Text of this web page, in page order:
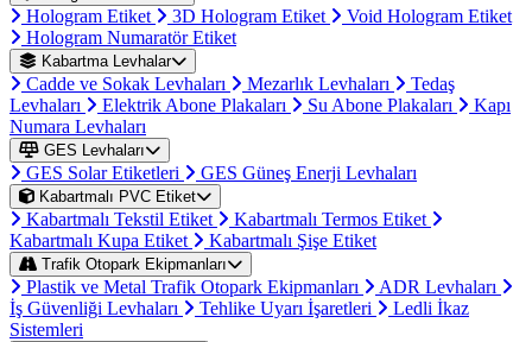
Hologram Etiket 3D Hologram Etiket
Void Hologram Etiket
Hologram Numaratör Etiket
Kabartma Levhalar
Cadde ve Sokak Levhaları Mezarlık Levhaları
Tedaş
Levhaları
Elektrik Abone Plakaları Su Abone Plakaları
Kapı
Numara Levhaları
GES Levhaları
GES Solar Etiketleri GES Güneş Enerji Levhaları
Kabartmalı PVC Etiket
Kabartmalı Tekstil Etiket
Kabartmalı Termos Etiket
Kabartmalı Kupa Etiket
Kabartmalı Şişe Etiket
Trafik Otopark Ekipmanları
Plastik ve Metal Trafik Otopark Ekipmanları
ADR Levhaları
İş Güvenliği Levhaları
Tehlike Uyarı İşaretleri
Ledli İkaz
Sistemleri